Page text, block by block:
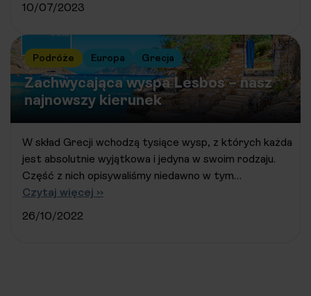
10/07/2023
Podróże Europa Grecja
Zachwycająca wyspa Lesbos – nasz
najnowszy kierunek
W skład Grecji wchodzą tysiące wysp, z których każda
jest absolutnie wyjątkowa i jedyna w swoim rodzaju.
Część z nich opisywaliśmy niedawno w tym…
Czytaj więcej ››
26/10/2022